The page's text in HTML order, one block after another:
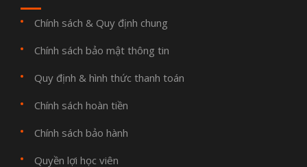
Chính sách & Quy định chung
Chính sách bảo mật thông tin
Quy định & hình thức thanh toán
Chính sách hoàn tiền
Chính sách bảo hành
Quyền lợi học viên